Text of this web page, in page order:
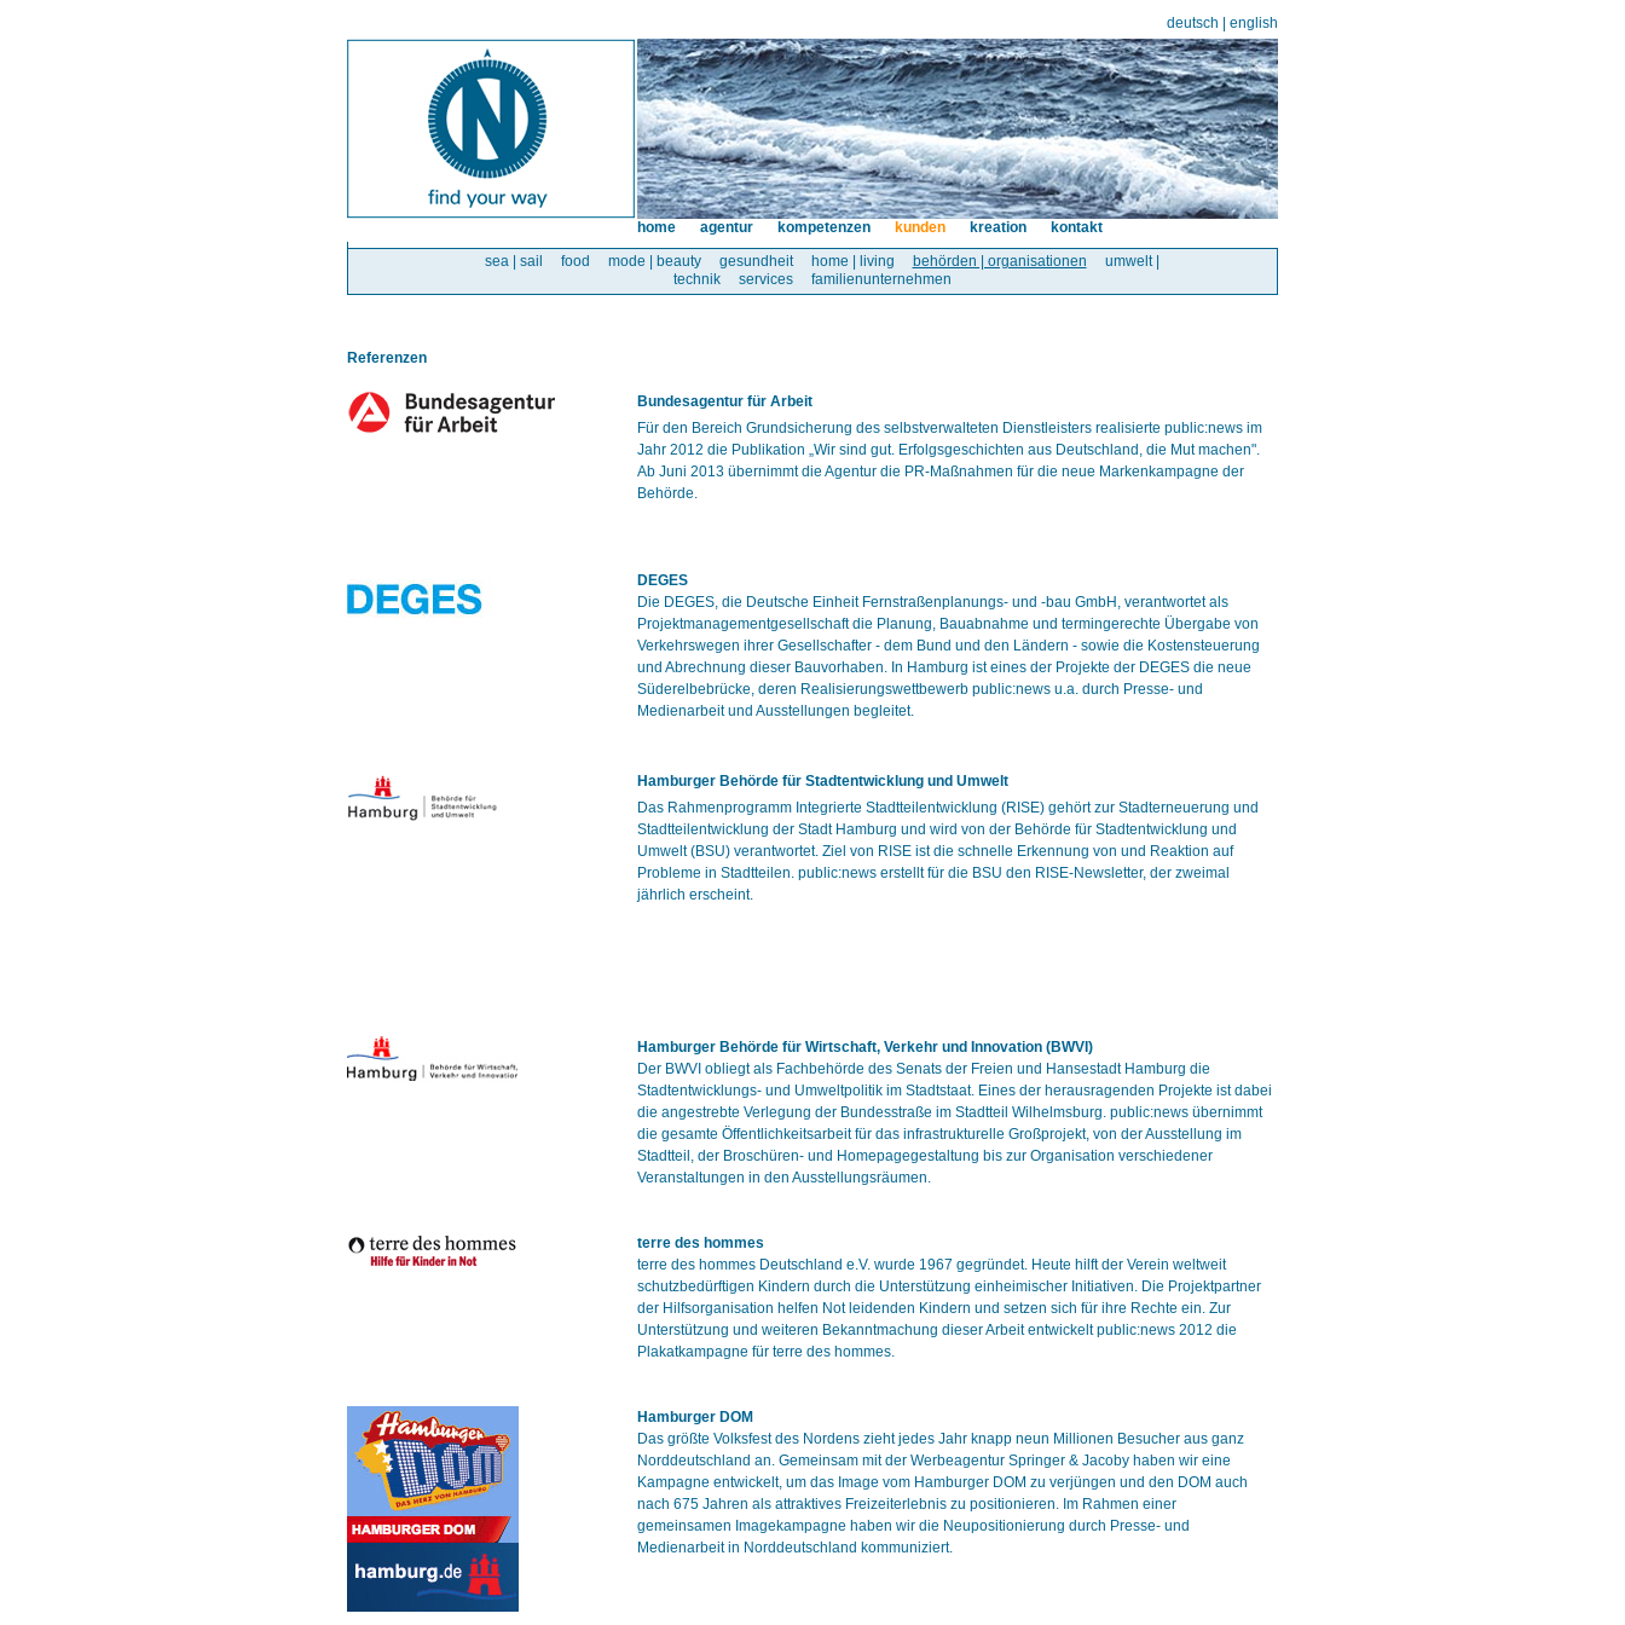
sea | sail food mode | beauty gesundheit home | living behörden | organisationen
umwelt |
technik
services familienunternehmen
deutsch english
home agentur kompetenzen kunden kreation kontakt
Referenzen
Bundesagentur für Arbeit
Für den Bereich Grundsicherung des selbstverwalteten Dienstleisters realisierte public:news im
Jahr 2012 die Publikation „Wir sind gut. Erfolgsgeschichten aus Deutschland, die Mut machen".
Ab Juni 2013 übernimmt die Agentur die PR-Maßnahmen für die neue Markenkampagne der
Behörde.
DEGES
Die DEGES, die Deutsche Einheit Fernstraßenplanungs- und -bau GmbH, verantwortet als
Projektmanagementgesellschaft die Planung, Bauabnahme und termingerechte Übergabe von
Verkehrswegen ihrer Gesellschafter - dem Bund und den Ländern - sowie die Kostensteuerung
und Abrechnung dieser Bauvorhaben. In Hamburg ist eines der Projekte der DEGES die neue
Süderelbebrücke, deren Realisierungswettbewerb public:news u.a. durch Presse- und
Medienarbeit und Ausstellungen begleitet.
Hamburger Behörde für Stadtentwicklung und Umwelt
Das Rahmenprogramm Integrierte Stadtteilentwicklung (RISE) gehört zur Stadterneuerung und
Stadtteilentwicklung der Stadt Hamburg und wird von der Behörde für Stadtentwicklung und
Umwelt (BSU) verantwortet. Ziel von RISE ist die schnelle Erkennung von und Reaktion auf
Probleme in Stadtteilen. public:news erstellt für die BSU den RISE-Newsletter, der zweimal
jährlich erscheint.
Hamburger Behörde für Wirtschaft, Verkehr und Innovation (BWVI)
Der BWVI obliegt als Fachbehörde des Senats der Freien und Hansestadt Hamburg die
Stadtentwicklungs- und Umweltpolitik im Stadtstaat. Eines der herausragenden Projekte ist dabei
die angestrebte Verlegung der Bundesstraße im Stadtteil Wilhelmsburg. public:news übernimmt
die gesamte Öffentlichkeitsarbeit für das infrastrukturelle Großprojekt, von der Ausstellung im
Stadtteil, der Broschüren- und Homepagegestaltung bis zur Organisation verschiedener
Veranstaltungen in den Ausstellungsräumen.
terre des hommes
terre des hommes Deutschland e.V. wurde 1967 gegründet. Heute hilft der Verein weltweit
schutzbedürftigen Kindern durch die Unterstützung einheimischer Initiativen. Die Projektpartner
der Hilfsorganisation helfen Not leidenden Kindern und setzen sich für ihre Rechte ein. Zur
Unterstützung und weiteren Bekanntmachung dieser Arbeit entwickelt public:news 2012 die
Plakatkampagne für terre des hommes.
Hamburger DOM
Das größte Volksfest des Nordens zieht jedes Jahr knapp neun Millionen Besucher aus ganz
Norddeutschland an. Gemeinsam mit der Werbeagentur Springer & Jacoby haben wir eine
Kampagne entwickelt, um das Image vom Hamburger DOM zu verjüngen und den DOM auch
nach 675 Jahren als attraktives Freizeiterlebnis zu positionieren. Im Rahmen einer
gemeinsamen Imagekampagne haben wir die Neupositionierung durch Presse- und
Medienarbeit in Norddeutschland kommuniziert.